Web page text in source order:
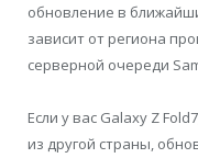
обновление в
зависит от региона
серверной очереди
Если у вас Galaxy Z
из другой страны,